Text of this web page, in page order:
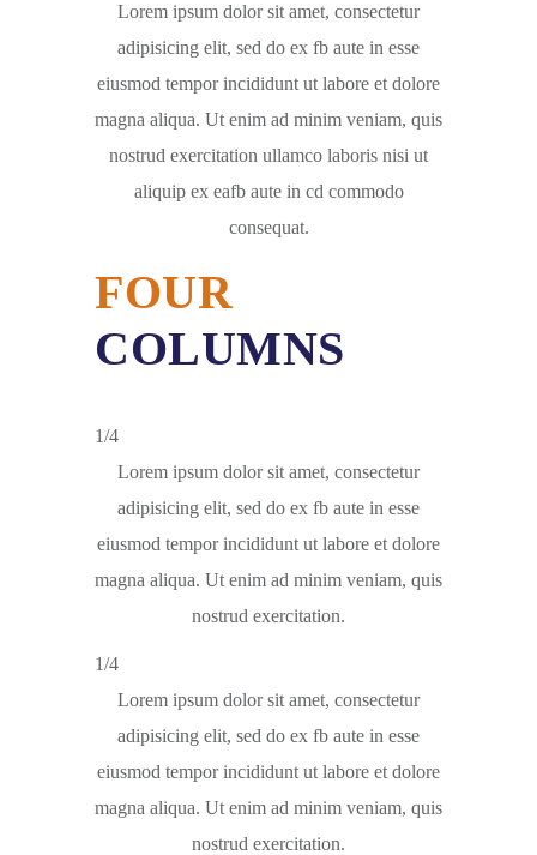
Lorem ipsum dolor sit amet, consectetur
adipisicing elit, sed do ex fb aute in esse
eiusmod tempor incididunt ut labore et dolore
magna aliqua. Ut enim ad minim veniam, quis
nostrud exercitation ullamco laboris nisi ut
aliquip ex eafb aute in cd commodo
consequat.
FOUR
COLUMNS
1/4
Lorem ipsum dolor sit amet, consectetur
adipisicing elit, sed do ex fb aute in esse
eiusmod tempor incididunt ut labore et dolore
magna aliqua. Ut enim ad minim veniam, quis
nostrud exercitation.
1/4
Lorem ipsum dolor sit amet, consectetur
adipisicing elit, sed do ex fb aute in esse
eiusmod tempor incididunt ut labore et dolore
magna aliqua. Ut enim ad minim veniam, quis
nostrud exercitation.